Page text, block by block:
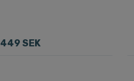
449 SEK